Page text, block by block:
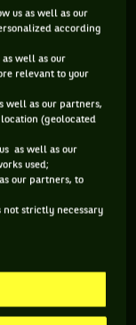
pas tort…
autour du
la scène qui
yesterday’s
they are ever
let me just say
25,
us as well as our
according
well as our
relevant to your
well as our partners,
(geolocated
as well as our
used;
our partners, to
not strictly necessary